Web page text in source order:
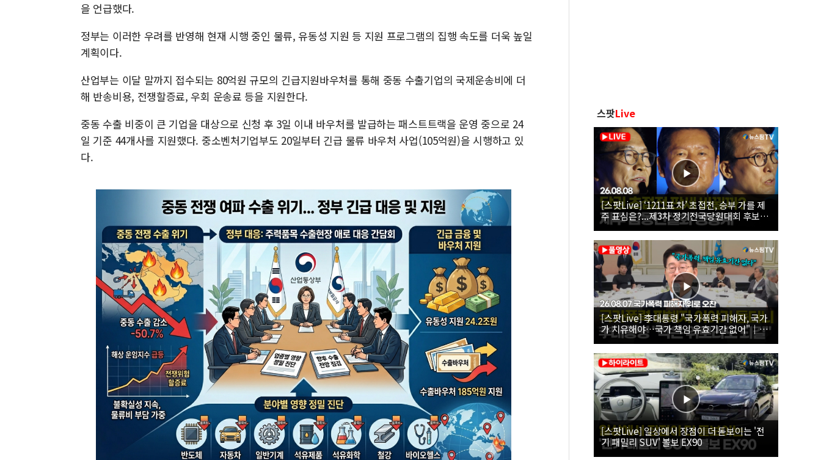
을 언급했다.
정부는 이러한 우려를 반영해 현재 시행 중인 물류, 유동성 지원 등 지원 프로그램의 집행 속도를 더욱 높일
계획이다.
산업부는 이달 말까지 접수되는 80억원 규모의 긴급지원바우처를 통해 중동 수출기업의 국제운송비에 더
해 반송비용, 전쟁할증료, 우회 운송료 등을 지원한다.
중동 수출 비중이 큰 기업을 대상으로 신청 후 3일 이내 바우처를 발급하는 패스트트랙을 운영 중으로 24
일 기준 44개사를 지원했다. 중소벤처기업부도 20일부터 긴급 물류 바우처 사업(105억원)을 시행하고 있
다.
스팟Live
[스팟Live] ‘1211표 차’ 초접전, 승부 가를 제
주 표심은?...제3차 정기전국당원대회 후보자
제주 합동연설회 생중계 | 26.08.08
[스팟Live] 李대통령 "국가폭력 피해자, 국가
가 치유해야…국가 책임 유효기간 없어"｜
26.08.07 국가폭력 피해자 위로 오찬
[스팟Live] 일상에서 장점이 더 돋보이는 '전
기 패밀리 SUV' 볼보 EX90